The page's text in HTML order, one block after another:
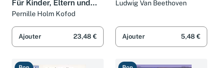
Für Kinder, Eltern und
Großeltern: inkl.
Tastenschablone
(passend für alle
Klaviere/Keyboards mit
Pernille Holm Kofod
Ajouter 23,48 €
Ludwig Van Beethoven
Ajouter 5,48 €